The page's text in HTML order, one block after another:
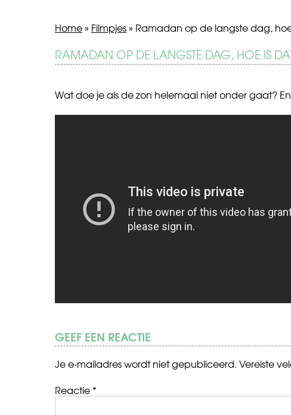
Home» Filmpjes» Ramadan op de langste dag,
RAMADAN OP DE LANGSTE DAG, HOE IS
Wat doe je als de zon helemaal niet onder gaat?
BERICHT
NAVIGATIE
Hoe
ver
we
gaan?
Waarom
is
wifi
in
de
GEEF EEN REACTIE
Je e-mailadres wordt niet gepubliceerd. Vereiste
Reactie *